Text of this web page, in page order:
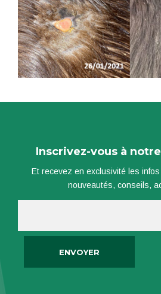
Inscrivez-vous à
Et recevez en exclusivité les
nouveautés, conseils,